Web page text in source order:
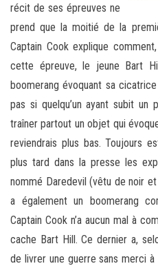
récit de ses épreuves ne
prend que la moitié de la
Captain Cook explique
cette épreuve, le jeune Bart
boomerang évoquant sa
pas si quelqu’un ayant subit un
traîner partout un objet qui
reviendrais plus bas. Toujours
plus tard dans la presse les
nommé Daredevil (vêtu de noir
a également un boomerang
Captain Cook n’a aucun mal à
cache Bart Hill. Ce dernier a,
de livrer une guerre sans merci